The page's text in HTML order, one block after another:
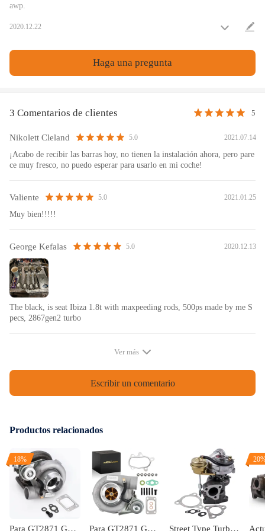
*Tipo: Forjado 4340 aviones de acero de calidad de cromo moly para las
carreras.
para actualizar a pernos ARP L19)
*Las bielas incluyen todos los pernos ARP 2000, que están clasificados a
220.000 psi, y el material opcional ARP L19 a 260.000 psi está
*Capacidad anunciada: 200CV/pieza
*Aceleración máxima: 9000rpm
Dimensiones
Longitud de centro a centro: 144mm/≈5.66929 in.
Anchura del extremo grande: 24,9 mm/≈0,98032 pulg.
Anchura del extremo pequeño: 24,9 mm/≈0,98032 pulg.
1. Certificación TüV Con Rods；
2. Material: Forjado SAE 4340 de acero al cromo-molibdeno para la más
alta resistencia y durabilidad, dedicado para Racing；
awp.
2020.12.22
Haga una pregunta
3 Comentarios de clientes 5
Nikolett Cleland 5.0 2021.07.14
¡Acabo de recibir las barras hoy, no tienen la instalación ahora, pero pare
ce muy fresco, no puedo esperar para usarlo en mi coche!
Valiente 5.0 2021.01.25
Muy bien!!!!!
George Kefalas 5.0 2020.12.13
The black, is seat Ibiza 1.8t with maxpeeding rods, 500ps made by me S
pecs, 2867gen2 turbo
Ver más
Escribir un comentario
Productos relacionados
18%
Para GT2871 GT2860 SR20 CA18DET Actualización Turbo Tubocargador 350HP 0,6 A / R 0,64 A / R Brida de 5 pernos Aceite universal + Refrigeración por agua Para GT2871 GT2860 Universal Billet Turbocompresor Brida T25 Trim 48/76 A/R 0.6 0.64 Street Type Turbocompresor compatible para Audi A4 A6 compatible para VW Passat 1.8T Quattro 53049700015rueda de compresor de palanquilla